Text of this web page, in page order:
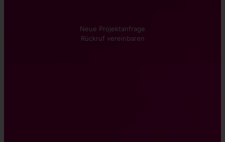
Neue Projektanfrage
Rückruf vereinbaren